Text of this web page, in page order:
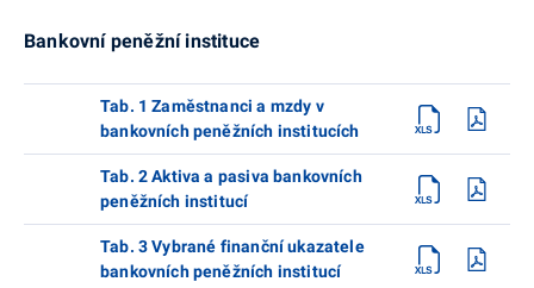
Bankovní peněžní instituce
Tab. 1 Zaměstnanci a mzdy v
bankovních peněžních institucích
Tab. 2 Aktiva a pasiva bankovních
peněžních institucí
Tab. 3 Vybrané finanční ukazatele
bankovních peněžních institucí